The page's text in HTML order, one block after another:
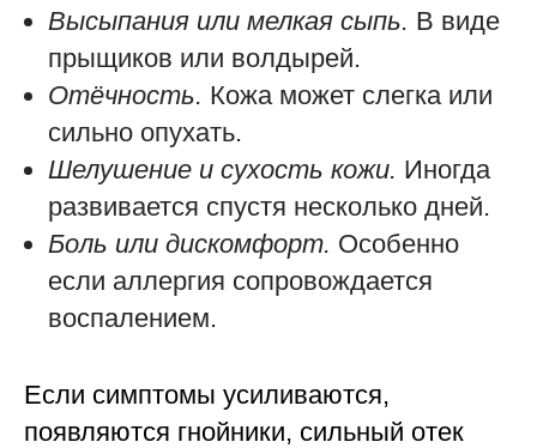
Высыпания или мелкая сыпь. В виде
прыщиков или волдырей.
Отёчность. Кожа может слегка или
сильно опухать.
Шелушение и сухость кожи. Иногда
развивается спустя несколько дней.
Боль или дискомфорт. Особенно
если аллергия сопровождается
воспалением.
Если симптомы усиливаются,
появляются гнойники, сильный отек